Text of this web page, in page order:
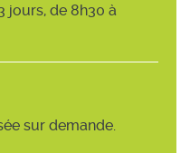
jours, de 8h30 à
sur demande.